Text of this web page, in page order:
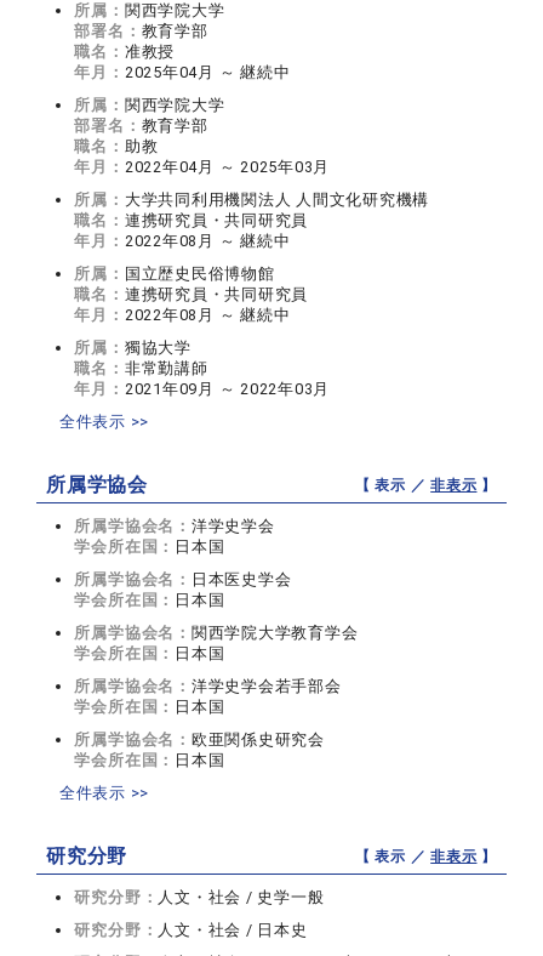
所属： 関西学院大学
部署名： 教育学部
職名： 准教授
年月： 2025年04月 ～ 継続中
所属： 関西学院大学
部署名： 教育学部
職名： 助教
年月： 2022年04月 ～ 2025年03月
所属： 大学共同利用機関法人 人間文化研究機構
職名： 連携研究員・共同研究員
年月： 2022年08月 ～ 継続中
所属： 国立歴史民俗博物館
職名： 連携研究員・共同研究員
年月： 2022年08月 ～ 継続中
所属： 獨協大学
職名： 非常勤講師
年月： 2021年09月 ～ 2022年03月
全件表示 >>
所属学協会 【 表示 ／非表示 】
所属学協会名： 洋学史学会
学会所在国： 日本国
所属学協会名： 日本医史学会
学会所在国： 日本国
所属学協会名： 関西学院大学教育学会
学会所在国： 日本国
所属学協会名： 洋学史学会若手部会
学会所在国： 日本国
所属学協会名： 欧亜関係史研究会
学会所在国： 日本国
全件表示 >>
研究分野 【 表示 ／非表示 】
研究分野： 人文・社会 / 史学一般
研究分野： 人文・社会 / 日本史